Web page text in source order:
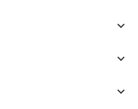

keyboard_arrow_down
keyboard_arrow_down